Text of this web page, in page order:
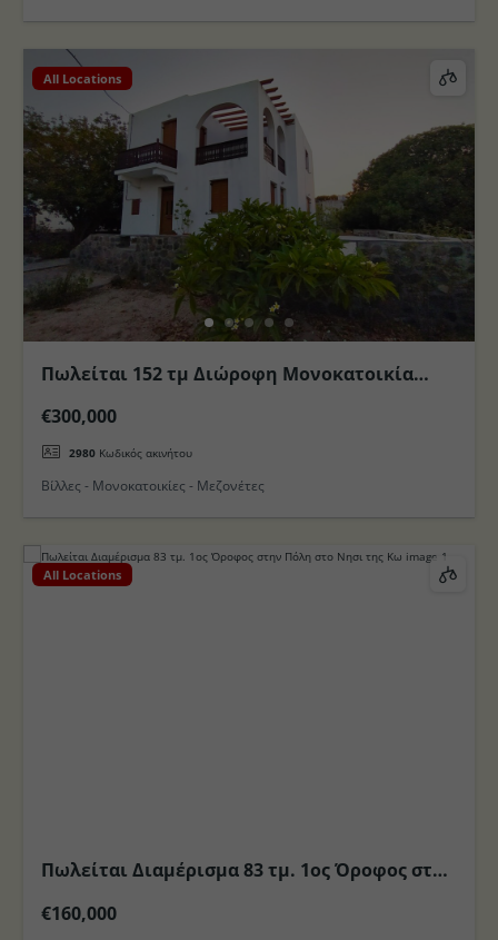
All Locations
Πωλείται 152 τμ Διώροφη Μονοκατοικία
της Νισύρου
€300,000
2980 Κωδικός ακινήτου
Βίλλες - Μονοκατοικίες - Μεζονέτες
All Locations
Πωλείται Διαμέρισμα 83 τμ. 1ος Όροφος στην
€160,000